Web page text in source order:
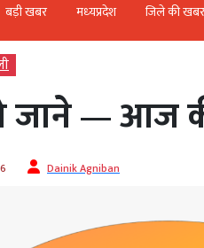
बड़ी खबर मध्‍यप्रदेश जिले की
जाने — आज
Dainik Agniban